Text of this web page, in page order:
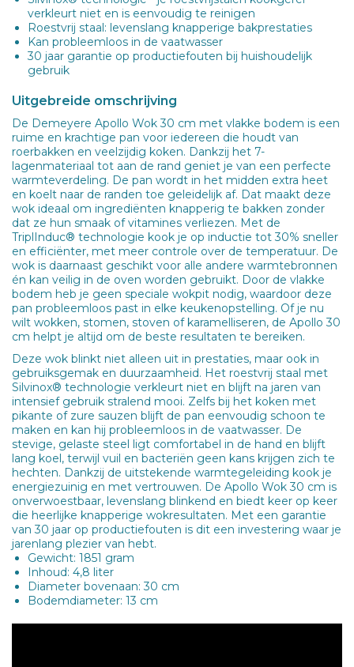
verkleurt niet en is eenvoudig te reinigen
Roestvrij staal: levenslang knapperige bakprestaties
Kan probleemloos in de vaatwasser
30 jaar garantie op productiefouten bij huishoudelijk
gebruik
Uitgebreide omschrijving
De Demeyere Apollo Wok 30 cm met vlakke bodem is een
ruime en krachtige pan voor iedereen die houdt van
roerbakken en veelzijdig koken. Dankzij het 7-
lagenmateriaal tot aan de rand geniet je van een perfecte
warmteverdeling. De pan wordt in het midden extra heet
en koelt naar de randen toe geleidelijk af. Dat maakt deze
wok ideaal om ingrediënten knapperig te bakken zonder
dat ze hun smaak of vitamines verliezen. Met de
TriplInduc® technologie kook je op inductie tot 30% sneller
en efficiënter, met meer controle over de temperatuur. De
wok is daarnaast geschikt voor alle andere warmtebronnen
én kan veilig in de oven worden gebruikt. Door de vlakke
bodem heb je geen speciale wokpit nodig, waardoor deze
pan probleemloos past in elke keukenopstelling. Of je nu
wilt wokken, stomen, stoven of karamelliseren, de Apollo 30
cm helpt je altijd om de beste resultaten te bereiken.
Deze wok blinkt niet alleen uit in prestaties, maar ook in
gebruiksgemak en duurzaamheid. Het roestvrij staal met
Silvinox® technologie verkleurt niet en blijft na jaren van
intensief gebruik stralend mooi. Zelfs bij het koken met
pikante of zure sauzen blijft de pan eenvoudig schoon te
maken en kan hij probleemloos in de vaatwasser. De
stevige, gelaste steel ligt comfortabel in de hand en blijft
lang koel, terwijl vuil en bacteriën geen kans krijgen zich te
hechten. Dankzij de uitstekende warmtegeleiding kook je
energiezuinig en met vertrouwen. De Apollo Wok 30 cm is
onverwoestbaar, levenslang blinkend en biedt keer op keer
die heerlijke knapperige wokresultaten. Met een garantie
van 30 jaar op productiefouten is dit een investering waar je
jarenlang plezier van hebt.
Gewicht: 1851 gram
Inhoud: 4,8 liter
Diameter bovenaan: 30 cm
Bodemdiameter: 13 cm